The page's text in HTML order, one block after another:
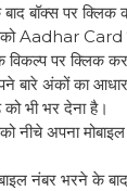
बॉक्स पर क्लिक
Aadhar
पर क्लिक
बारे अंकों का आधार
भी भर देना है।
नीचे अपना
नंबर भरने के